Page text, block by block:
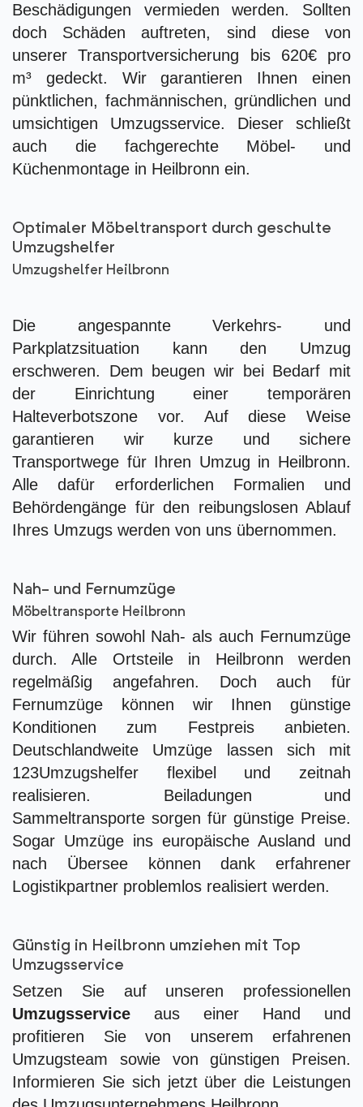
Beschädigungen vermieden werden. Sollten
doch Schäden auftreten, sind diese von
unserer Transportversicherung bis 620€ pro
m³ gedeckt. Wir garantieren Ihnen einen
pünktlichen, fachmännischen, gründlichen und
umsichtigen Umzugsservice. Dieser schließt
auch die fachgerechte Möbel- und
Küchenmontage in Heilbronn ein.
Optimaler Möbeltransport durch geschulte
Umzugshelfer
Umzugshelfer Heilbronn
Die angespannte Verkehrs- und
Parkplatzsituation kann den Umzug
erschweren. Dem beugen wir bei Bedarf mit
der Einrichtung einer temporären
Halteverbotszone vor. Auf diese Weise
garantieren wir kurze und sichere
Transportwege für Ihren Umzug in Heilbronn.
Alle dafür erforderlichen Formalien und
Behördengänge für den reibungslosen Ablauf
Ihres Umzugs werden von uns übernommen.
Nah- und Fernumzüge
Möbeltransporte Heilbronn
Wir führen sowohl Nah- als auch Fernumzüge
durch. Alle Ortsteile in Heilbronn werden
regelmäßig angefahren. Doch auch für
Fernumzüge können wir Ihnen günstige
Konditionen zum Festpreis anbieten.
Deutschlandweite Umzüge lassen sich mit
123Umzugshelfer flexibel und zeitnah
realisieren. Beiladungen und
Sammeltransporte sorgen für günstige Preise.
Sogar Umzüge ins europäische Ausland und
nach Übersee können dank erfahrener
Logistikpartner problemlos realisiert werden.
Günstig in Heilbronn umziehen mit Top
Umzugsservice
Setzen Sie auf unseren professionellen
Umzugsservice aus einer Hand und
profitieren Sie von unserem erfahrenen
Umzugsteam sowie von günstigen Preisen.
Informieren Sie sich jetzt über die Leistungen